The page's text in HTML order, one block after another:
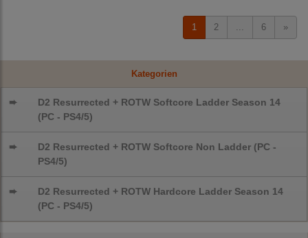
Kategorien
➨
D2 Resurrected + ROTW Softcore Ladder Season 14
(PC - PS4/5)
➨
D2 Resurrected + ROTW Softcore Non Ladder (PC -
PS4/5)
➨
D2 Resurrected + ROTW Hardcore Ladder Season 14
(PC - PS4/5)
1 2 ... 6 »